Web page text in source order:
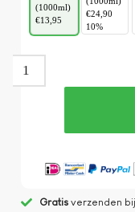
(1000ml)
€13,95
€24,90
10%
Gratisverzenden